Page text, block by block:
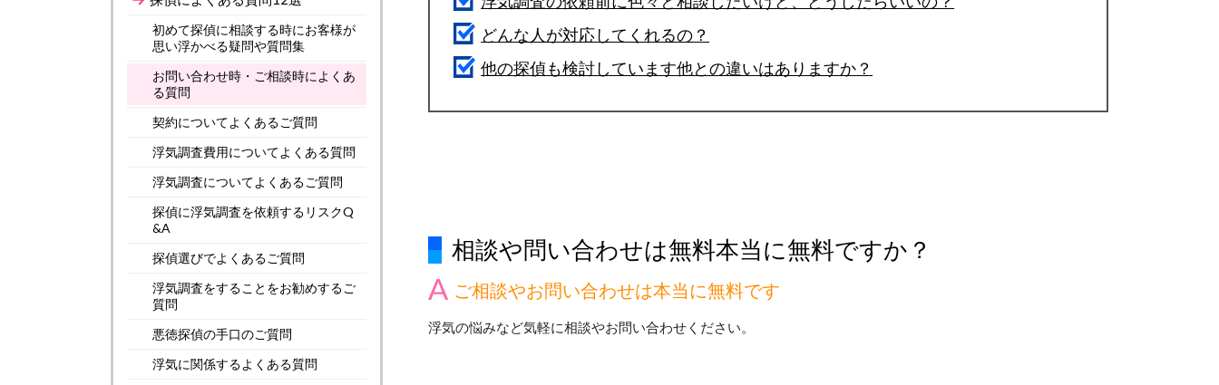
どんな人が対応してくれるの？
他の探偵も検討しています他との違いはありますか？
相談や問い合わせは無料本当に無料ですか？
ご相談やお問い合わせは本当に無料です
浮気の悩みなど気軽に相談やお問い合わせください。
初めて探偵に相談する時にお客様が
思い浮かべる疑問や質問集
お問い合わせ時・ご相談時によくあ
る質問
契約についてよくあるご質問
浮気調査費用についてよくある質問
浮気調査についてよくあるご質問
探偵に浮気調査を依頼するリスクQ
&A
探偵選びでよくあるご質問
浮気調査をすることをお勧めするご
質問
悪徳探偵の手口のご質問
浮気に関係するよくある質問